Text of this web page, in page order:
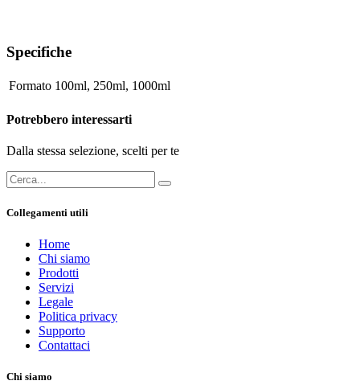
Specifiche
Formato 100ml, 250ml, 1000ml
Potrebbero interessarti
Dalla stessa selezione, scelti per te
Collegamenti utili
Home
Chi siamo
Prodotti
Servizi
Legale
Politica privacy
Supporto
Contattaci
Chi siamo